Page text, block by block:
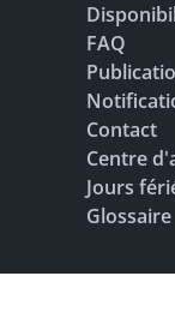
FAQ
Contact
Centre
Jours
Glossaire